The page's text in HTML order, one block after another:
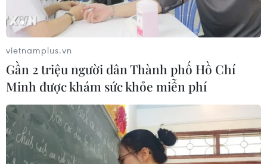
Truyền thông Hàn Quốc đánh giá
cao đội tuyển Việt Nam với chuỗi 22
trận bất bại
09/08/2026 04:22
tại bán kết ASEAN Cup 2026
08/08/2026 15:53
vietnamplus.vn
Gần 2 triệu người dân Thành phố Hồ Chí
Minh được khám sức khỏe miễn phí